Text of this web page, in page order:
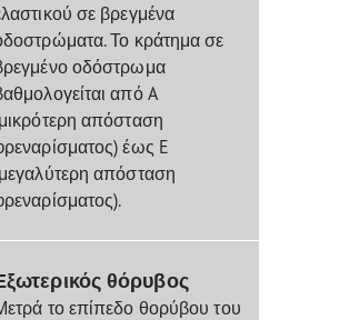
σε βρεγμένα
Το κράτημα σε
οδόστρωμα
από A
απόσταση
έως E
απόσταση
θόρυβος
το επίπεδο θορύβου του